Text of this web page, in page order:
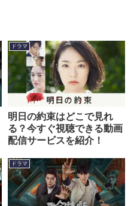
ドラマ
明日の約束はどこで見れ
る？今すぐ視聴できる動画
配信サービスを紹介！
ドラマ